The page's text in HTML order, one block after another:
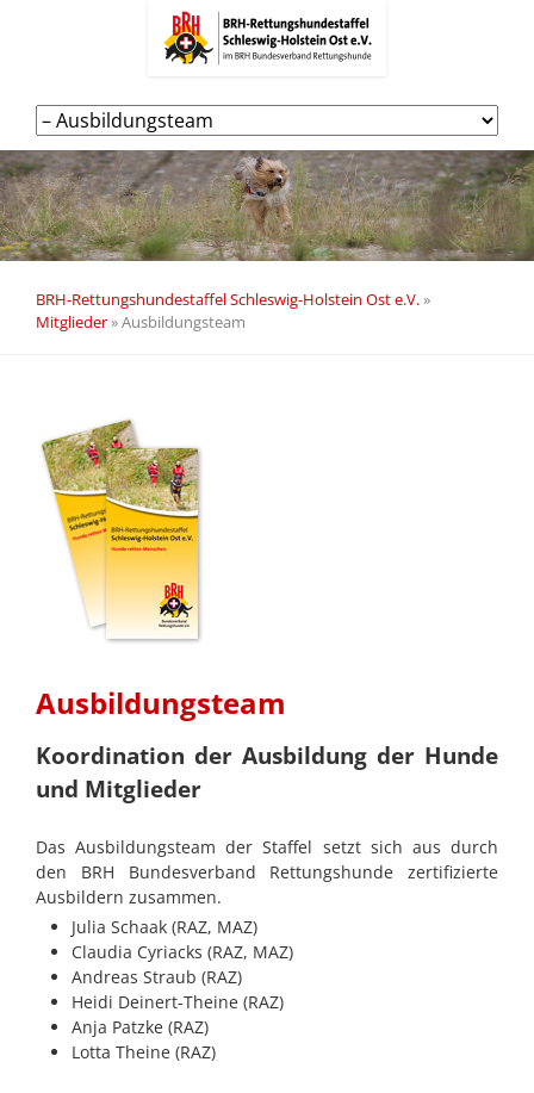
Navigation
überspringen
BRH-Rettungshundestaffel Schleswig-Holstein Ost e.V.»
Mitglieder»Ausbildungsteam
Ausbildungsteam
Koordination der Ausbildung der Hunde
und Mitglieder
Das Ausbildungsteam der Staffel setzt sich aus durch
den BRH Bundesverband Rettungshunde zertifizierte
Ausbildern zusammen.
Julia Schaak (RAZ, MAZ)
Claudia Cyriacks (RAZ, MAZ)
Andreas Straub (RAZ)
Heidi Deinert-Theine (RAZ)
Anja Patzke (RAZ)
Lotta Theine (RAZ)